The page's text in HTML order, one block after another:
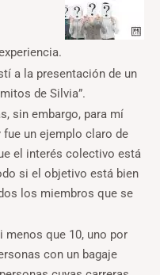
a la presentación de un
de Silvia”.
sin embargo, para mí
un ejemplo claro de
el interés colectivo está
si el objetivo está bien
los miembros que se
que 10, uno por
con un bagaje